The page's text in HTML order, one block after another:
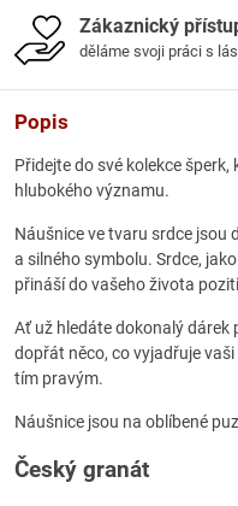
Zákaznický
děláme svoji práci s
Popis
Přidejte do své kolekce šperk,
hlubokého významu.
Náušnice ve tvaru srdce jsou
a silného symbolu. Srdce,
přináší do vašeho života
Ať už hledáte dokonalý dárek
dopřát něco, co vyjadřuje
tím pravým.
Náušnice jsou na oblíbené
Český granát